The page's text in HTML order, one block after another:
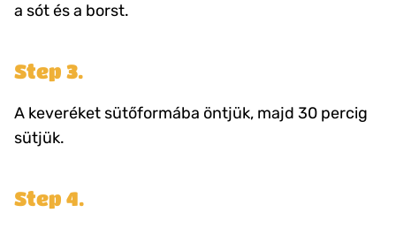
a sót és a borst.
Step 3.
A keveréket sütőformába öntjük, majd 30 percig
sütjük.
Step 4.